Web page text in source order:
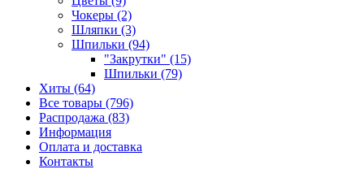
Чокеры (2)
Шляпки (3)
Шпильки (94)
"Закрутки" (15)
Шпильки (79)
Хиты (64)
Все товары (796)
Распродажа (83)
Информация
Оплата и доставка
Контакты